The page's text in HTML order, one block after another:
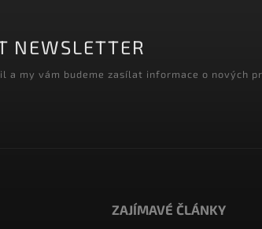
NEWSLETTER
a my vám budeme zasílat informace o nových
ZAJÍMAVÉ ČLÁNKY